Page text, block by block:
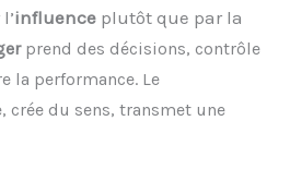
influence plutôt que par la
prend des décisions, contrôle
la performance. Le
du sens, transmet une